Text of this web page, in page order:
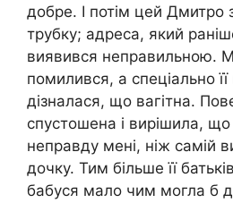
добре. І потім цей Дмитро
трубку; адреса, який
виявився неправильною.
помилився, а спеціально
дізналася, що вагітна.
спустошена і вирішила,
неправду мені, ніж самій
дочку. Тим більше її
бабуся мало чим могла б